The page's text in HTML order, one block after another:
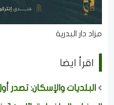
مزاد دار البدرية
اقرأ ايضا
البلديات والإسكان: تصدر